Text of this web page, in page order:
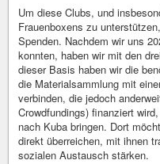
Um diese Clubs, und
Frauenboxens zu
Spenden. Nachdem wir uns
konnten, haben wir mit den
dieser Basis haben wir die
die Materialsammlung mit
verbinden, die jedoch
Crowdfundings) finanziert
nach Kuba bringen. Dort
direkt überreichen, mit ihnen
sozialen Austausch stärken.